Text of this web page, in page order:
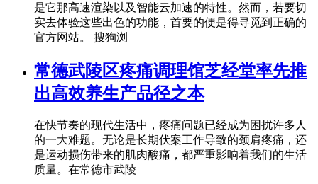
是它那高速渲染以及智能云加速的特性。然而，若要切
实去体验这些出色的功能，首要的便是得寻觅到正确的
官方网站。 搜狗浏
常德武陵区疼痛调理馆芝经堂率先推
出高效养生产品径之本
在快节奏的现代生活中，疼痛问题已经成为困扰许多人
的一大难题。无论是长期伏案工作导致的颈肩疼痛，还
是运动损伤带来的肌肉酸痛，都严重影响着我们的生活
质量。在常德市武陵